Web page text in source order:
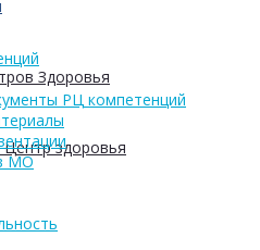
Здоровья
здоровья
РЦ компетенций
МО